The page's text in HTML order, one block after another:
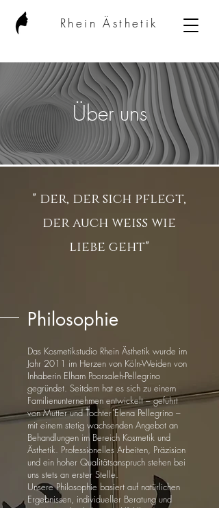
Rhein Ästhetik
Über uns
" der, der sich pflegt,
der auch weiß wie
liebe geht"
Philosophie
Das Kosmetikstudio Rhein Ästhetik wurde im
Jahr 2011 im Herzen von Köln-Weiden von
Inhaberin Elham Poorsaleh-Pellegrino
gegründet. Seitdem hat es sich zu einem
Familienunternehmen entwickelt – geführt
von Mutter und Tochter Elena Pellegrino –
mit einem stetig wachsenden Angebot an
Behandlungen im Bereich Kosmetik und
Ästhetik. Professionelles Arbeiten, Präzision
und ein hoher Qualitätsanspruch stehen bei
uns stets an erster Stelle.
Unsere Philosophie basiert auf natürlichen
Ergebnissen, individueller Beratung und